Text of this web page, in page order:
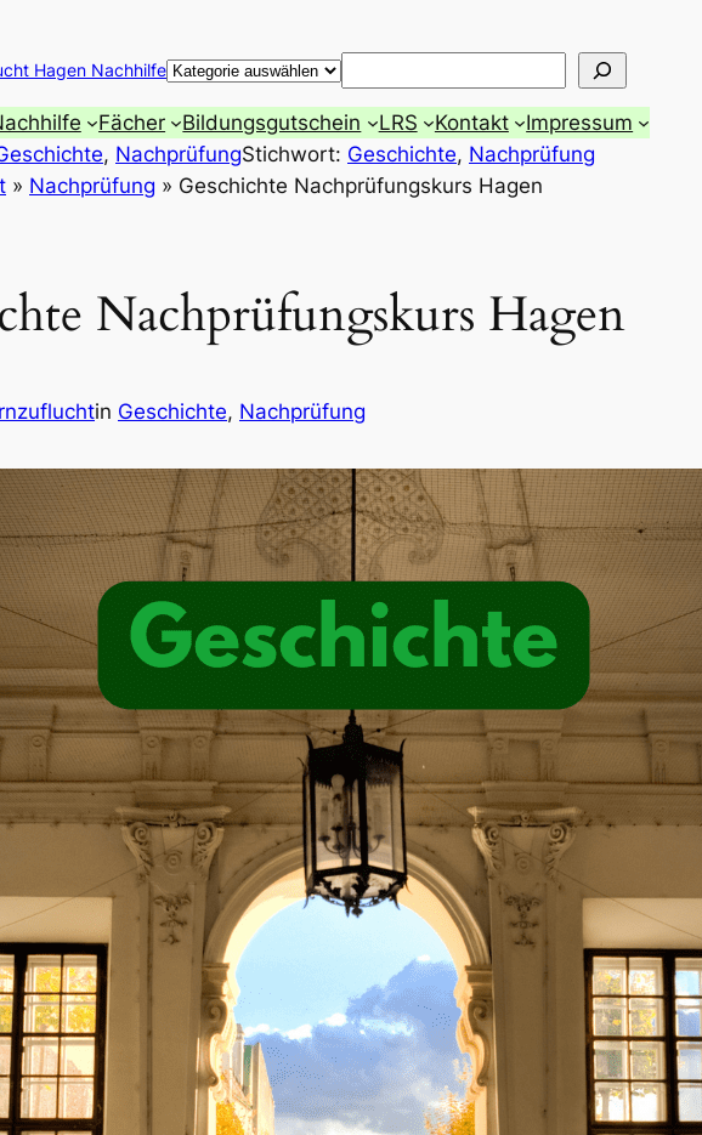
Hagen Nachhilfe Suchen
Fächer Bildungsgutschein LRS Kontakt
Impressum
, NachprüfungStichwort: Geschichte, Nachprüfung
» Nachprüfung » Geschichte Nachprüfungskurs Hagen
Nachprüfungskurs Hagen
in Geschichte, Nachprüfung